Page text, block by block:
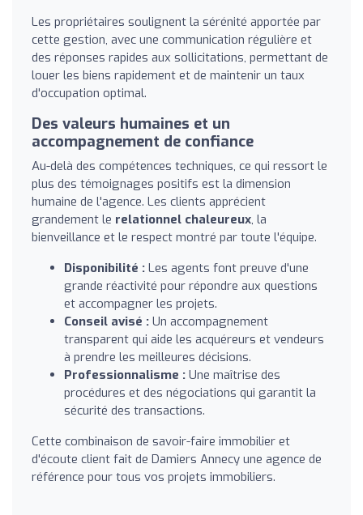
Les propriétaires soulignent la sérénité apportée par
cette gestion, avec une communication régulière et
des réponses rapides aux sollicitations, permettant de
louer les biens rapidement et de maintenir un taux
d'occupation optimal.
Des valeurs humaines et un
accompagnement de confiance
Au-delà des compétences techniques, ce qui ressort le
plus des témoignages positifs est la dimension
humaine de l'agence. Les clients apprécient
grandement le relationnel chaleureux, la
bienveillance et le respect montré par toute l'équipe.
Disponibilité : Les agents font preuve d'une
grande réactivité pour répondre aux questions
et accompagner les projets.
Conseil avisé : Un accompagnement
transparent qui aide les acquéreurs et vendeurs
à prendre les meilleures décisions.
Professionnalisme : Une maîtrise des
procédures et des négociations qui garantit la
sécurité des transactions.
Cette combinaison de savoir-faire immobilier et
d'écoute client fait de Damiers Annecy une agence de
référence pour tous vos projets immobiliers.